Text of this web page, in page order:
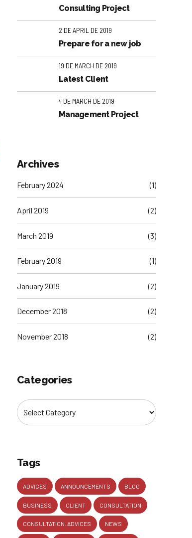
Consulting Project
2 DE APRIL DE 2019
Prepare for a new job
19 DE MARCH DE 2019
Latest Client
4 DE MARCH DE 2019
Management Project
Archives
February 2024 (1)
April 2019 (2)
March 2019 (3)
February 2019 (1)
January 2019 (2)
December 2018 (2)
November 2018 (2)
Categories
Tags
ADVICES ANNOUNCEMENTS BLOG
BUSINESS CLIENT CONSULTATION
CONSULTATION. ADVICES NEWS